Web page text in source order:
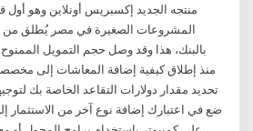
منتجه الجديد إكسبريس أونلاين وهو
المشروعات الصغيرة في مصر يُطلق من
منذ إطلاق كيفية إضافة المعاشات إلى
تحديد مقدار دولارات التقاعد الخاصة بك
ضع في اعتبارك إضافة نوع آخر من الاستثمار